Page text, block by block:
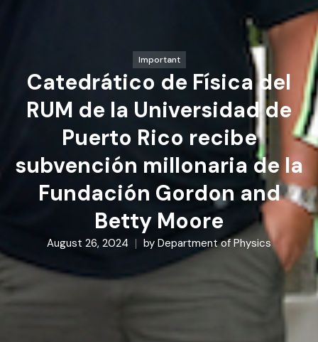
Important
Catedrático de Física del
RUM de la Universidad de
Puerto Rico recibe
subvención millonaria de la
Fundación Gordon and
Betty Moore
August 26, 2024 by Department of Physics